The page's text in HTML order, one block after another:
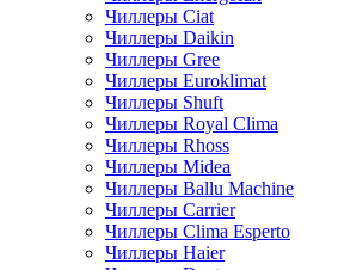
Чиллеры Ciat
Чиллеры Daikin
Чиллеры Gree
Чиллеры Euroklimat
Чиллеры Shuft
Чиллеры Royal Clima
Чиллеры Rhoss
Чиллеры Midea
Чиллеры Ballu Machine
Чиллеры Carrier
Чиллеры Clima Esperto
Чиллеры Haier